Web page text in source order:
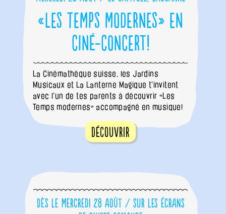
«Les Temps modernes» en
ciné-concert!
La Cinémathèque suisse, les Jardins
Musicaux et La Lanterne Magique t'invitent
avec l'un de tes parents à découvrir «Les
Temps modernes» accompagné en musique!
Découvrir
Dès le mercredi 28 août / sur les écrans